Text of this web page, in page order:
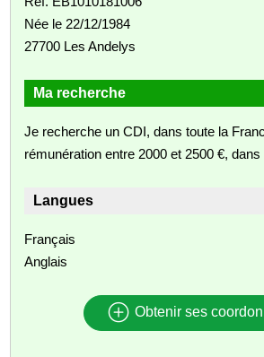
Née le 22/12/1984
27700 Les Andelys
Ma recherche
Je recherche un CDI, dans toute la
rémunération entre 2000 et 2500 €,
Langues
Français
Anglais
Obtenir ses